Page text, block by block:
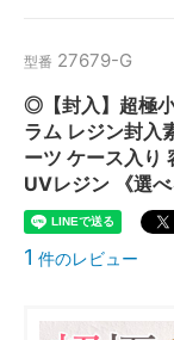
型番 27679-G
◎【封入】超極
ラム レジン封入
ーツ ケース入り
UVレジン 《選べ
1 件のレビュー